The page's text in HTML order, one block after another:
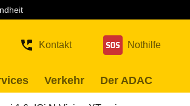
Kontakt Nothilfe
Verkehr Der ADAC